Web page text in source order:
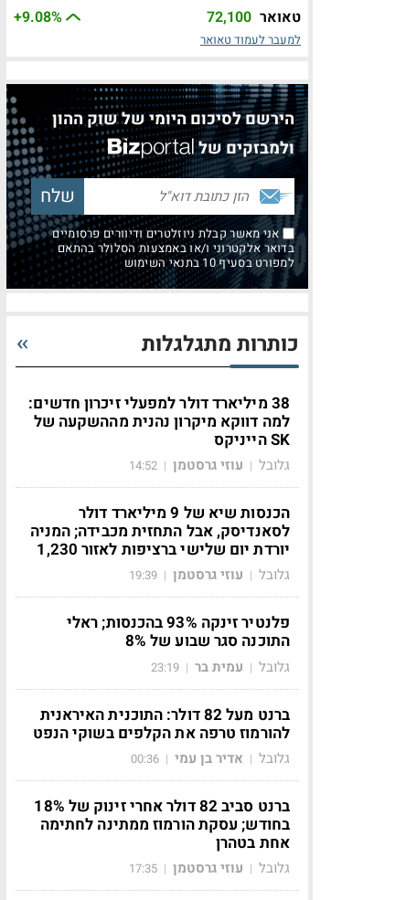
טאואר 72,100
+9.08%
למעבר לעמוד טאואר
הירשם לסיכום היומי של שוק ההון
ולמבזקים של
אני מאשר קבלת ניוזלטרים ודיוורים פרסומיים
בדואר אלקטרוני ו/או באמצעות הסלולר בהתאם
למפורט בסעיף 10 בתנאי השימוש
כותרות מתגלגלות
38 מיליארד דולר למפעלי זיכרון חדשים:
למה דווקא מיקרון נהנית מההשקעה של
SK הייניקס
גלובל | עוזי גרסטמן |
14:52
הכנסות שיא של 9 מיליארד דולר
לסאנדיסק, אבל התחזית מכבידה; המניה
יורדת יום שלישי ברציפות לאזור 1,230
גלובל | עוזי גרסטמן |
19:39
פלנטיר זינקה 93% בהכנסות; ראלי
התוכנה סגר שבוע של 8%
גלובל | עמית בר |
23:19
ברנט מעל 82 דולר: התוכנית האיראנית
להורמוז טרפה את הקלפים בשוקי הנפט
גלובל | אדיר בן עמי |
00:36
ברנט סביב 82 דולר אחרי זינוק של 18%
בחודש; עסקת הורמוז ממתינה לחתימה
אחת בטהרן
גלובל | עוזי גרסטמן |
17:35